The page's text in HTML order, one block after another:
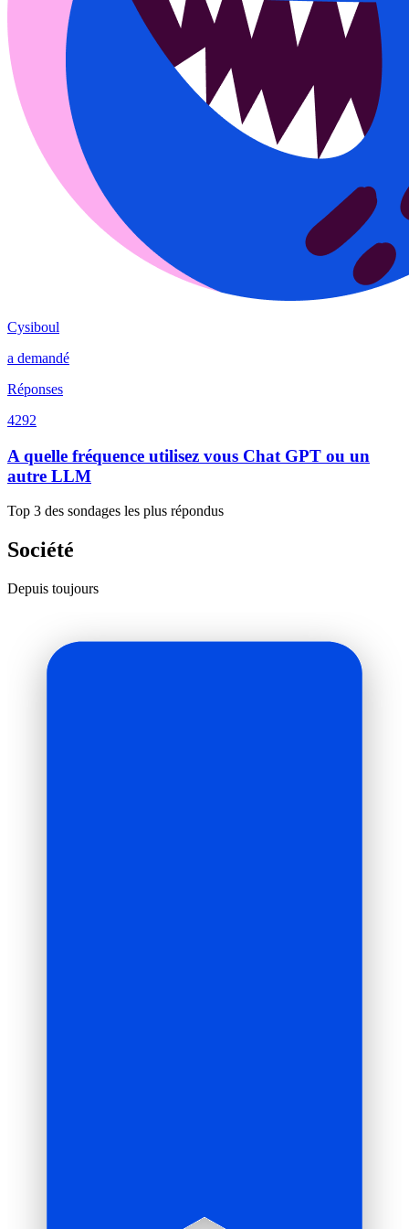
Cysiboul
a demandé
Réponses
4292
A quelle fréquence utilisez vous Chat GPT ou un
autre LLM
Top 3 des sondages les plus répondus
Société
Depuis toujours